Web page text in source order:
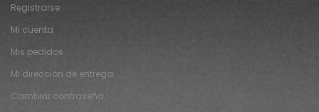
Registrarse
Mi cuenta
Mis pedidos
Mi dirección de entrega
Cambiar contraseña